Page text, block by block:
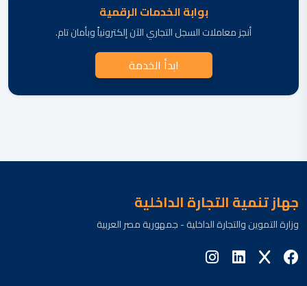
بوابة الخدمات الرقمية
أنجز معاملات السجل التجاري الآن إلكترونياً وبأمان تام.
ابدأ الخدمة
جهاز تنمية التجارة الداخلية
وزارة التموين والتجارة الداخلية - جمهورية مصر العربية